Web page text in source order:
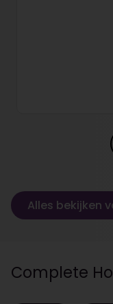
Alles bekijken
Complete